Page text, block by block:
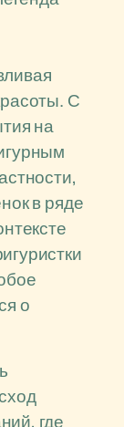
С
на
в ряде
о
где